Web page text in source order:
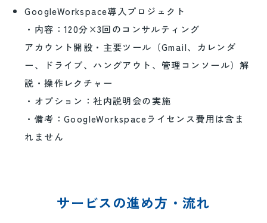
GoogleWorkspace導入プロジェクト
・内容：120分×3回のコンサルティング
アカウント開設・主要ツール（Gmail、カレンダ
ー、ドライブ、ハングアウト、管理コンソール）解
説・操作レクチャー
・オプション：社内説明会の実施
・備考：GoogleWorkspaceライセンス費用は含ま
れません
サービスの進め方・流れ